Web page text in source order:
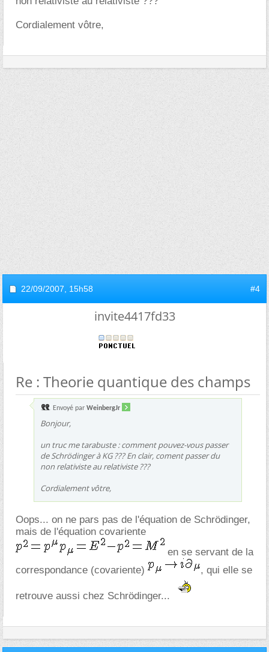
Cordialement vôtre,
22/09/2007, 15h58 #4
invite4417fd33
Re : Theorie quantique des champs
Envoyé par WeinbergJr
Bonjour,
un truc me tarabuste : comment pouvez-vous passer
de Schrödinger à KG ??? En clair, coment passer du
non relativiste au relativiste ???
Cordialement vôtre,
Oops... on ne pars pas de l'équation de Schrödinger,
mais de l'équation covariente
en se servant de la
correspondance (covariente)
, qui elle se
retrouve aussi chez Schrödinger...